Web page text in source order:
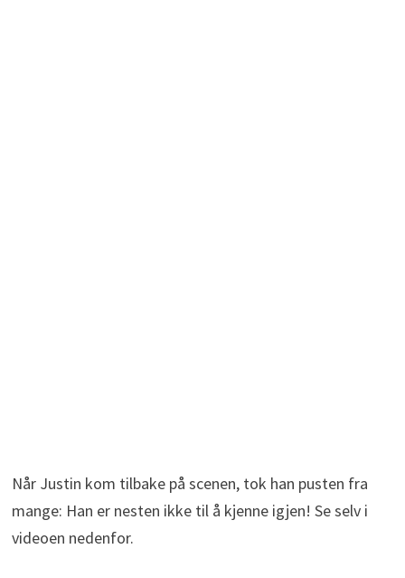
Når Justin kom tilbake på scenen, tok han pusten fra
mange: Han er nesten ikke til å kjenne igjen! Se selv i
videoen nedenfor.